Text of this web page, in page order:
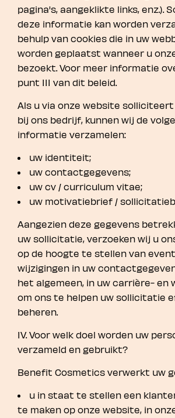
pagina's, aangeklikte links, enz.).
deze informatie kan worden
behulp van cookies die in uw
worden geplaatst wanneer u
bezoekt. Voor meer informatie
punt III van dit beleid.
Als u via onze website
bij ons bedrijf, kunnen wij de
informatie verzamelen:
uw identiteit;
uw contactgegevens;
uw cv / curriculum vitae;
uw motivatiebrief /
Aangezien deze gegevens
uw sollicitatie, verzoeken wij u
op de hoogte te stellen van
wijzigingen in uw
het algemeen, in uw carrière- en
om ons te helpen uw sollicitatie
beheren.
IV. Voor welk doel worden uw
verzameld en gebruikt?
Benefit Cosmetics verwerkt uw
u in staat te stellen een
te maken op onze website, in